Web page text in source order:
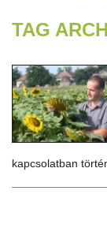
TAG
kapcsolatban